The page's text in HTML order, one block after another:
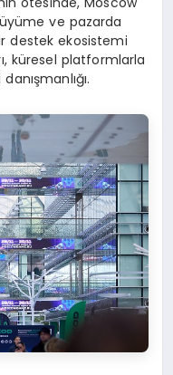
ve pazarda
destek ekosistemi
küresel platformlarla